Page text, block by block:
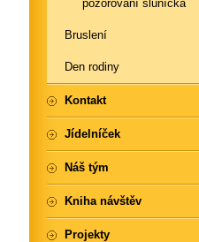
pozorování sluníčka
Bruslení
Den rodiny
Kontakt
Jídelníček
Náš tým
Kniha návštěv
Projekty